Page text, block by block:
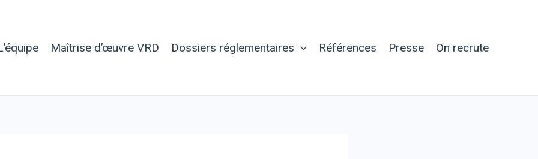
Maîtrise d’œuvre VRD Dossiers réglementaires Références Presse On recrute